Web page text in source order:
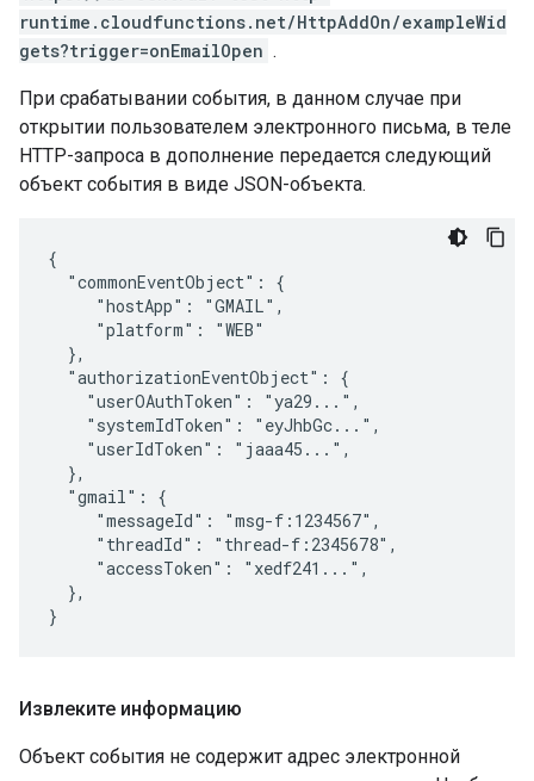
runtime.cloudfunctions.net/HttpAddOn/exampleWid
gets?trigger=onEmailOpen .
При срабатывании события, в данном случае при
открытии пользователем электронного письма, в теле
HTTP-запроса в дополнение передается следующий
объект события в виде JSON-объекта.
{
  "commonEventObject": {
     "hostApp": "GMAIL",
     "platform": "WEB"
  },
  "authorizationEventObject": {
    "userOAuthToken": "ya29...",
    "systemIdToken": "eyJhbGc...",
    "userIdToken": "jaaa45...",
  },
  "gmail": {
     "messageId": "msg-f:1234567",
     "threadId": "thread-f:2345678",
     "accessToken": "xedf241...",
  },
}
Извлеките информацию
Объект события не содержит адрес электронной